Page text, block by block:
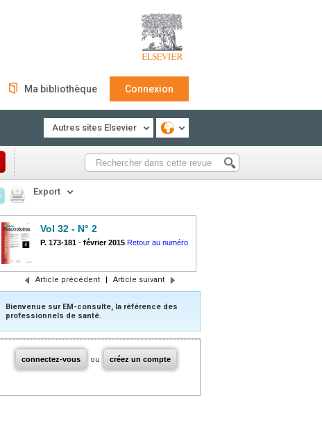
Ma bibliothèque Connexion
Autres sites Elsevier
Export
Vol 32 - N° 2
P. 173-181 - février 2015 Retour au numéro
Article précédent | Article suivant
Bienvenue sur EM-consulte, la référence des
professionnels de santé.
connectez-vous ou créez un compte